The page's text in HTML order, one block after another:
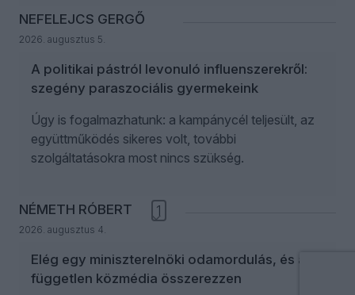
NEFELEJCS GERGŐ
2026. augusztus 5.
A politikai pástról levonuló influenszerekről:
szegény paraszociális gyermekeink
Úgy is fogalmazhatunk: a kampánycél teljesült, az
együttműködés sikeres volt, további
szolgáltatásokra most nincs szükség.
NÉMETH RÓBERT
2026. augusztus 4.
1
Elég egy miniszterelnöki odamordulás, és a
független közmédia összerezzen